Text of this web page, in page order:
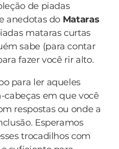
de piadas
anedotas do Mataras
mataras curtas
sabe (para contar
fazer você rir alto.
para ler aqueles
em que você
respostas ou onde a
Esperamos
trocadilhos com